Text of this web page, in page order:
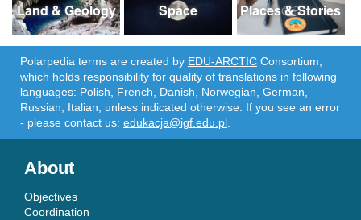
Land & Geology Space Places & Stories
Polarpedia terms are created by EDU-ARCTIC Consortium,
which holds responsibility for quality of translations in following
languages: Polish, French, Danish, Norwegian, German,
Russian, Italian, unless indicated otherwise. If you see an error
- please contact us: edukacja@igf.edu.pl.
About
Objectives
Coordination